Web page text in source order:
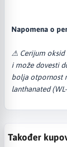
Napomena o
⚠ Cerijum oksid
i može dovesti
bolja otpornost
lanthanated
Također